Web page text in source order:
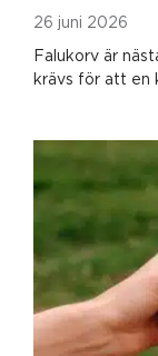
26 juni 2026
Falukorv är
krävs för att en